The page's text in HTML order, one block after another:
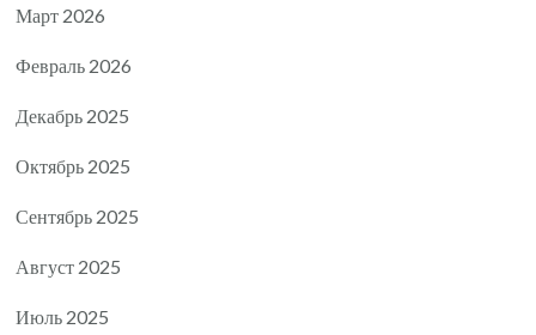
Март 2026
Февраль 2026
Декабрь 2025
Октябрь 2025
Сентябрь 2025
Август 2025
Июль 2025